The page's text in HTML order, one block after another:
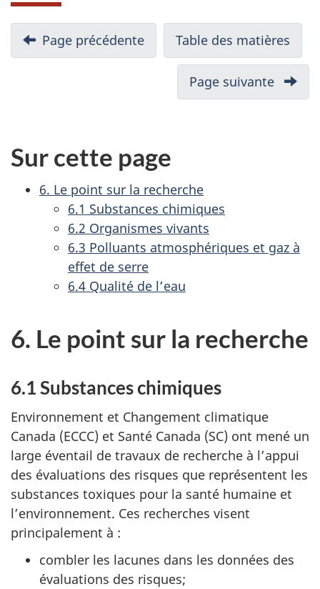
N
a
a
t
u
d
o
c
u
m
e
n
t
Page précédente
Rapport
2019
sur
la
Loi
canadienne
sur
la
protection
l'environnement
:
5
Table des matières
de
sur
Page suivante
Loi
de
Sur cette page
6. Le point sur la recherche
6.1 Substances chimiques
6.2 Organismes vivants
6.3 Polluants atmosphériques et gaz à
effet de serre
6.4 Qualité de l’eau
6. Le point sur la recherche
6.1 Substances chimiques
Environnement et Changement climatique
Canada (ECCC) et Santé Canada (SC) ont mené un
large éventail de travaux de recherche à l’appui
des évaluations des risques que représentent les
substances toxiques pour la santé humaine et
l’environnement. Ces recherches visent
principalement à :
combler les lacunes dans les données des
évaluations des risques;